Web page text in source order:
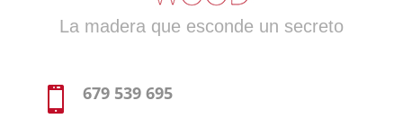
La madera que esconde un secreto
 679 539 695